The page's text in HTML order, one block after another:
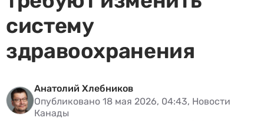
систему
здравоохранения
Анатолий Хлебников
Опубликовано 18 мая 2026, 04:43, Новости
Канады